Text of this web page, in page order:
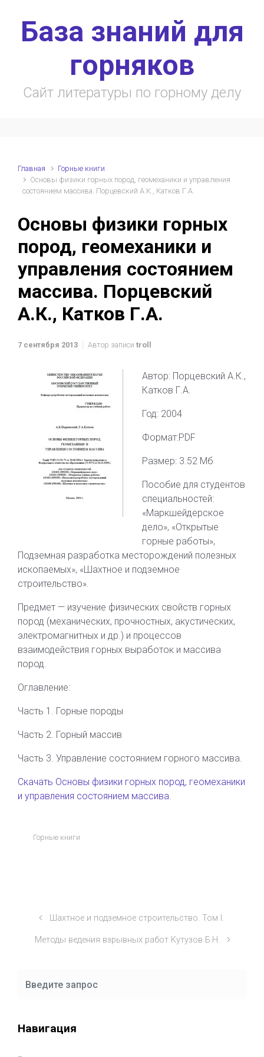
База знаний для
горняков
Сайт литературы по горному делу
Главная
Горные книги
Основы физики горных пород, геомеханики и управления
состоянием массива. Порцевский А.К., Катков Г.А.
Основы физики горных
пород, геомеханики и
управления состоянием
массива. Порцевский
А.К., Катков Г.А.
7 сентября 2013 Автор записи troll
Автор: Порцевский А.К.,
Катков Г.А.
Год: 2004
Формат:PDF
Размер: 3.52 Мб
Пособие для студентов
специальностей:
«Маркшейдерское
дело», «Открытые
горные работы»,
Подземная разработка месторождений полезных
ископаемых», «Шахтное и подземное
строительство».
Предмет — изучение физических свойств горных
пород (механических, прочностных, акустических,
электромагнитных и др.) и процессов
взаимодействия горных выработок и массива
пород.
Оглавление:
Часть 1. Горные породы
Часть 2. Горный массив
Часть 3. Управление состоянием горного массива.
Скачать Основы физики горных пород, геомеханики
и управления состоянием массива.
Горные книги
Шахтное и подземное строительство. Том I.
Методы ведения взрывных работ Кутузов Б.Н.
Навигация